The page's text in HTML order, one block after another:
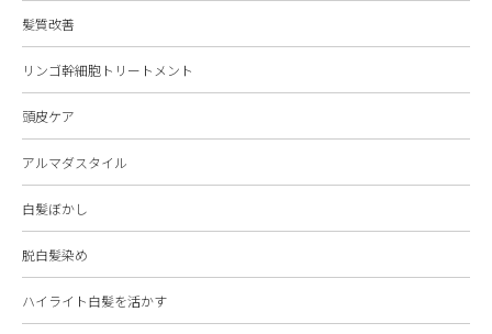
髪質改善
リンゴ幹細胞トリートメント
頭皮ケア
アルマダスタイル
白髪ぼかし
脱白髪染め
ハイライト白髪を活かす